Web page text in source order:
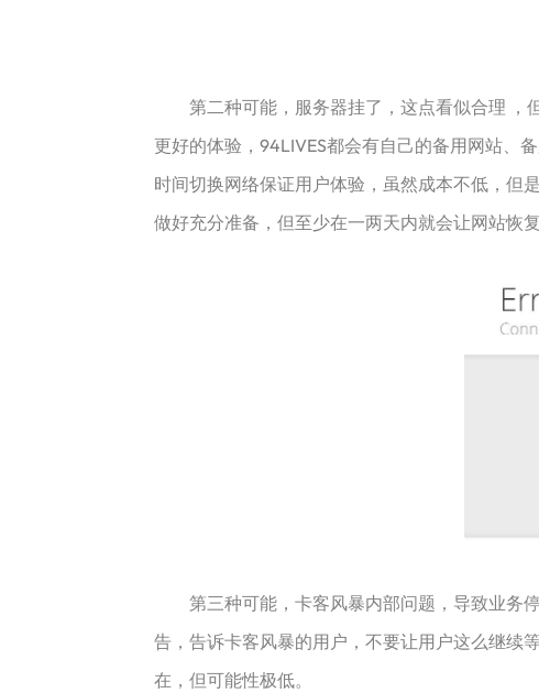
第二种可能，服务器挂了，这点看似合理 ，
更好的体验，94LIVES都会有自己的备用网站、
时间切换网络保证用户体验，虽然成本不低，但
做好充分准备，但至少在一两天内就会让网站恢
第三种可能，卡客风暴内部问题，导致业务停
告，告诉卡客风暴的用户，不要让用户这么继续
在，但可能性极低。